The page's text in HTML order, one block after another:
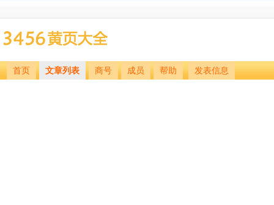
首页 文章列表 商号 成员 帮助 发表信息